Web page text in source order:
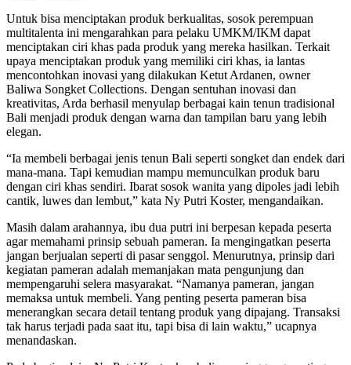
Untuk bisa menciptakan produk berkualitas, sosok perempuan
multitalenta ini mengarahkan para pelaku UMKM/IKM dapat
menciptakan ciri khas pada produk yang mereka hasilkan. Terkait
upaya menciptakan produk yang memiliki ciri khas, ia lantas
mencontohkan inovasi yang dilakukan Ketut Ardanen, owner
Baliwa Songket Collections. Dengan sentuhan inovasi dan
kreativitas, Arda berhasil menyulap berbagai kain tenun tradisional
Bali menjadi produk dengan warna dan tampilan baru yang lebih
elegan.
“Ia membeli berbagai jenis tenun Bali seperti songket dan endek dari
mana-mana. Tapi kemudian mampu memunculkan produk baru
dengan ciri khas sendiri. Ibarat sosok wanita yang dipoles jadi lebih
cantik, luwes dan lembut,” kata Ny Putri Koster, mengandaikan.
Masih dalam arahannya, ibu dua putri ini berpesan kepada peserta
agar memahami prinsip sebuah pameran. Ia mengingatkan peserta
jangan berjualan seperti di pasar senggol. Menurutnya, prinsip dari
kegiatan pameran adalah memanjakan mata pengunjung dan
mempengaruhi selera masyarakat. “Namanya pameran, jangan
memaksa untuk membeli. Yang penting peserta pameran bisa
menerangkan secara detail tentang produk yang dipajang. Transaksi
tak harus terjadi pada saat itu, tapi bisa di lain waktu,” ucapnya
menandaskan.